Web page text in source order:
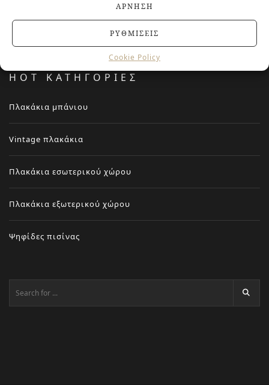
ΆΡΝΗΣΗ
ΡΥΘΜΊΣΕΙΣ
Cookie Policy
Terre del Nord: μια αρχιτεκτονική προσέγγιση
νιπτήρων
23 ΑΠΡΙΛΊΟΥ, 2026
HOT ΚΑΤΗΓΟΡΙΕΣ
Πλακάκια μπάνιου
Vintage πλακάκια
Πλακάκια εσωτερικού χώρου
Πλακάκια εξωτερικού χώρου
Ψηφίδες πισίνας